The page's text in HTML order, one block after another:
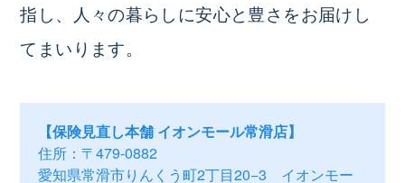
指し、人々の暮らしに安心と豊さをお届けし
てまいります。
【保険見直し本舗 イオンモール常滑店】
住所：〒479-0882
愛知県常滑市りんくう町2丁目20−3 イオンモー